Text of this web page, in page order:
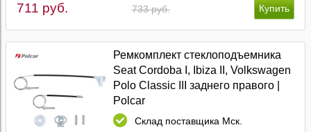
733 руб.
711 руб.
Ремкомплект стеклоподъемника
Seat Cordoba I, Ibiza II, Volkswagen
Polo Classic III заднего правого |
Polcar
Склад поставщика Мск.